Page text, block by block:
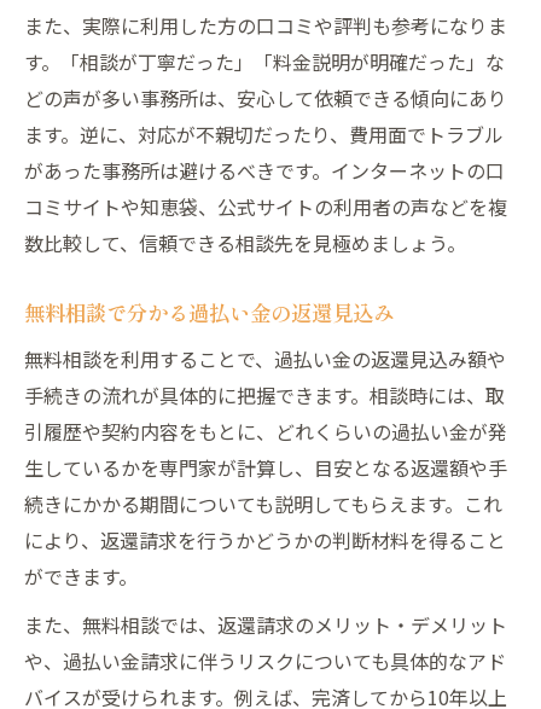
過払い金請求の悩みを無料相談で解決に導
く
大阪の専門家による過払い金無料相談の活
用例
過払い金相談で安心して解決を目指すポイ
ント
ク項目
また、実際に利用した方の口コミや評判も参考になりま
す。「相談が丁寧だった」「料金説明が明確だった」な
どの声が多い事務所は、安心して依頼できる傾向にあり
ます。逆に、対応が不親切だったり、費用面でトラブル
があった事務所は避けるべきです。インターネットの口
コミサイトや知恵袋、公式サイトの利用者の声などを複
数比較して、信頼できる相談先を見極めましょう。
無料相談で分かる過払い金の返還見込み
無料相談を利用することで、過払い金の返還見込み額や
手続きの流れが具体的に把握できます。相談時には、取
引履歴や契約内容をもとに、どれくらいの過払い金が発
生しているかを専門家が計算し、目安となる返還額や手
続きにかかる期間についても説明してもらえます。これ
により、返還請求を行うかどうかの判断材料を得ること
ができます。
また、無料相談では、返還請求のメリット・デメリット
や、過払い金請求に伴うリスクについても具体的なアド
バイスが受けられます。例えば、完済してから10年以上